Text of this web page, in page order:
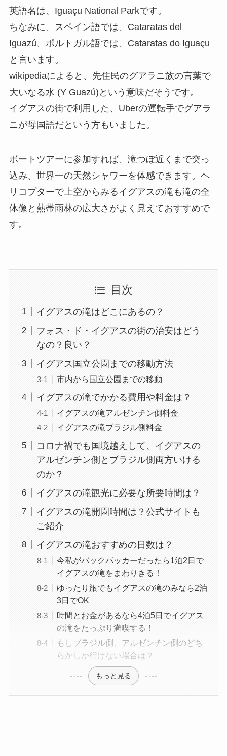
英語名は、Iguaçu National Parkです。
ちなみに、スペイン語では、Cataratas del
Iguazú、ポルトガル語では、Cataratas do Iguaçu
と言います。
wikipediaによると、先住民のグアラニ族の言葉で
大いなる水 (Y Guazú)という意味だそうです。
イグアスの街で利用した、Uberの運転手でグアラ
ニが母国語だという方もいました。
ボートツアーに参加すれば、滝つぼ近くまで突っ
込み、世界一の天然シャワーを体感できます。ヘ
リコプターで上空からみるイグアスの滝も滝の全
体像と熱帯雨林の広大さがよく見えておすすめで
す。
目次
イグアスの滝はどこにあるの？
フォス・ド・イグアスの街の治安はどう
なの？良い？
イグアス国立公園までの移動方法
市内から国立公園までの移動
イグアスの滝でかかる費用や料金は？
イグアスの滝アルゼンチン側料金
イグアスの滝ブラジル側料金
コロナ禍でも国境越えして、イグアスの
アルゼンチン側とブラジル側両方いける
のか？
イグアスの滝観光に必要な所要時間は？
イグアスの滝開園時間は？公式サイトも
ご紹介
イグアスの滝おすすめの日数は？
今私がバックパッカーだったら1泊2日で
イグアスの滝をまわりきる！
ゆったり旅でもイグアスの滝のみなら2泊
3日でOK
時間とお金があるなら4泊5日でイグアス
の滝をたっぷり満喫する！
もしブラジル側、アルゼンチン側のどち
らかしか行けない場合は？
もっと見る